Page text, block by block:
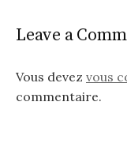
Leave a
Vous devez vous
commentaire.